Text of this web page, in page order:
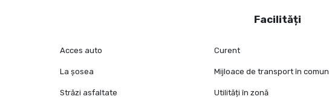
Facilități
Acces auto Curent
La șosea Mijloace de transport în comun
Străzi asfaltate Utilități în zonă